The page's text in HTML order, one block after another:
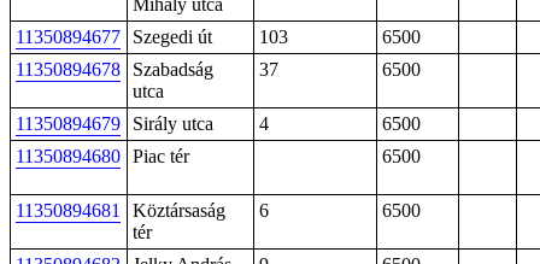
Mihály utca
11350894677 Szegedi út 103
6500
11350894678
Szabadság
utca
37 6500
11350894679 Sirály utca 4
6500
11350894680 Piac tér 6500
11350894681
Köztársaság
tér
6 6500